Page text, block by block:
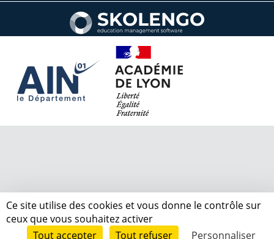
Ce site utilise des cookies et vous donne le contrôle sur
ceux que vous souhaitez activer
Tout accepter
Tout refuser Personnaliser